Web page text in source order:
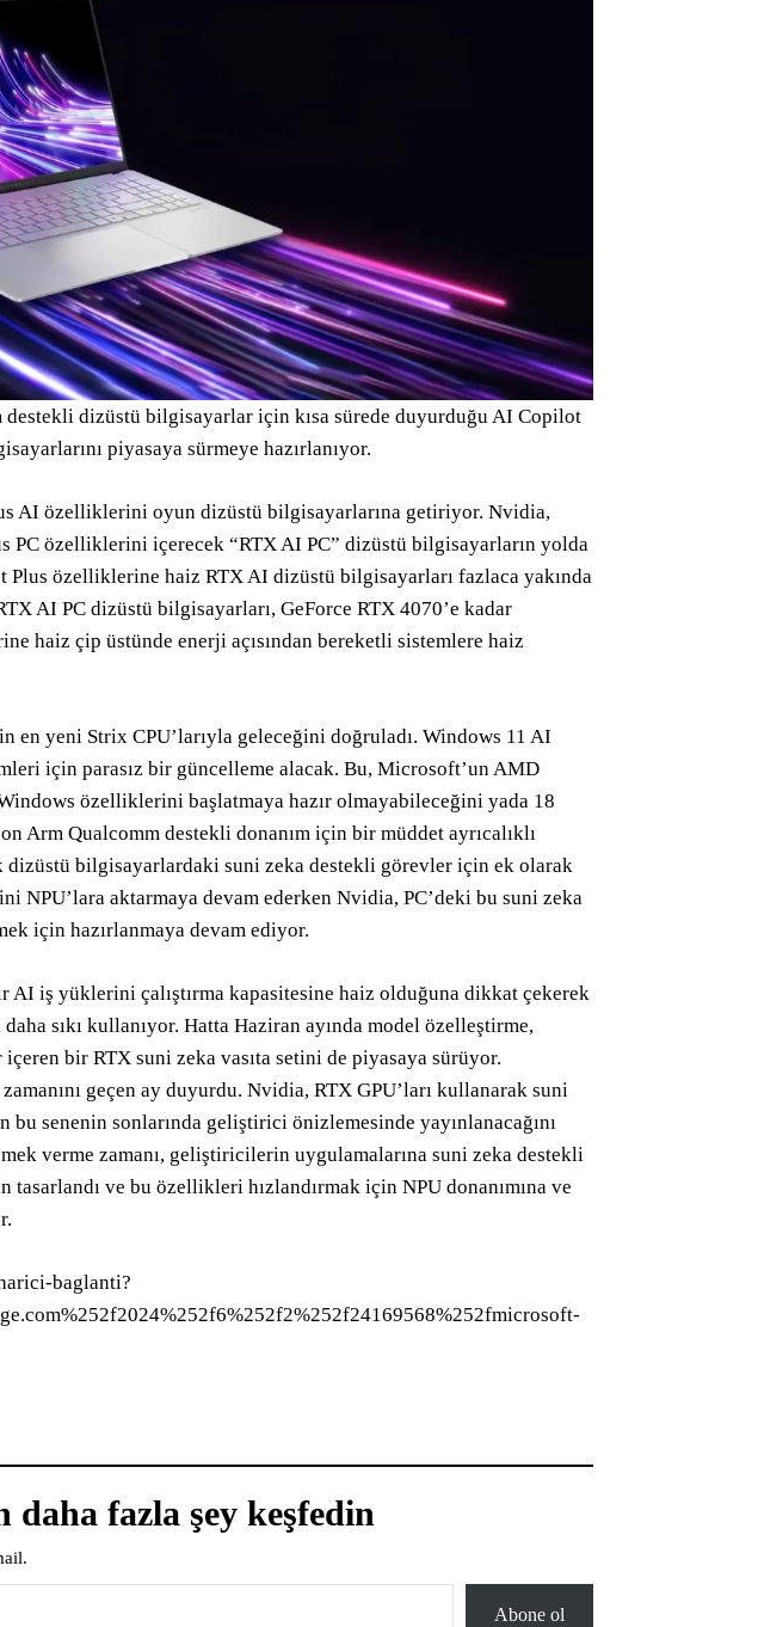
dizüstü bilgisayarlar için kısa sürede duyurduğu AI Copilot
piyasaya sürmeye hazırlanıyor.
AI özelliklerini oyun dizüstü bilgisayarlarına getiriyor. Nvidia,
PC özelliklerini içerecek “RTX AI PC” dizüstü bilgisayarların yolda
Plus özelliklerine haiz RTX AI dizüstü bilgisayarları fazlaca yakında
AI PC dizüstü bilgisayarları, GeForce RTX 4070’e kadar
haiz çip üstünde enerji açısından bereketli sistemlere haiz
en yeni Strix CPU’larıyla geleceğini doğruladı. Windows 11 AI
için parasız bir güncelleme alacak. Bu, Microsoft’un AMD
özelliklerini başlatmaya hazır olmayabileceğini yada 18
Arm Qualcomm destekli donanım için bir müddet ayrıcalıklı
bilgisayarlardaki suni zeka destekli görevler için ek olarak
NPU’lara aktarmaya devam ederken Nvidia, PC’deki bu suni zeka
için hazırlanmaya devam ediyor.
AI iş yüklerini çalıştırma kapasitesine haiz olduğuna dikkat çekerek
sıkı kullanıyor. Hatta Haziran ayında model özelleştirme,
bir RTX suni zeka vasıta setini de piyasaya sürüyor.
geçen ay duyurdu. Nvidia, RTX GPU’ları kullanarak suni
bu senenin sonlarında geliştirici önizlemesinde yayınlanacağını
verme zamanı, geliştiricilerin uygulamalarına suni zeka destekli
ve bu özellikleri hızlandırmak için NPU donanımına ve
baglanti?
daha fazla şey keşfedin
Abone ol